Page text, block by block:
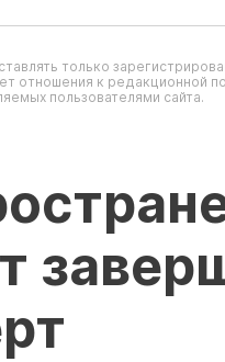
только
отношения к редакционной
пользователями сайта.